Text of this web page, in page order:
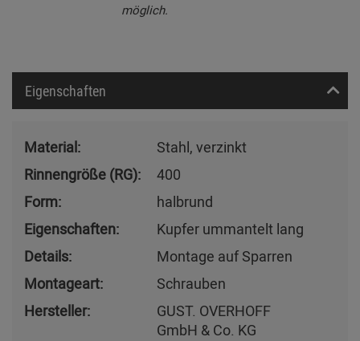
möglich.
Eigenschaften
Material:
Stahl, verzinkt
Rinnengröße (RG):
400
Form:
halbrund
Eigenschaften:
Kupfer ummantelt lang
Details:
Montage auf Sparren
Montageart:
Schrauben
Hersteller:
GUST. OVERHOFF
GmbH & Co. KG